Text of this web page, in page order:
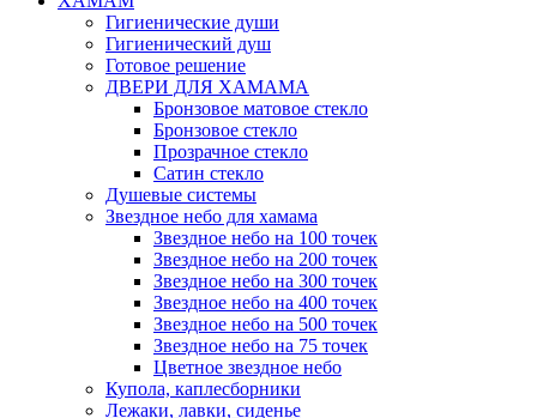
Гигиенические души
Гигиенический душ
Готовое решение
ДВЕРИ ДЛЯ ХАМАМА
Бронзовое матовое стекло
Бронзовое стекло
Прозрачное стекло
Сатин стекло
Душевые системы
Звездное небо для хамама
Звездное небо на 100 точек
Звездное небо на 200 точек
Звездное небо на 300 точек
Звездное небо на 400 точек
Звездное небо на 500 точек
Звездное небо на 75 точек
Цветное звездное небо
Купола, каплесборники
Лежаки, лавки, сиденье